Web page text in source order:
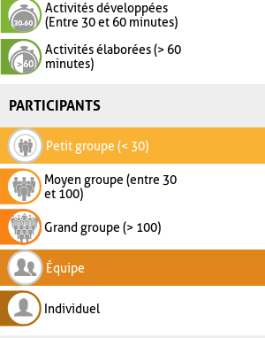
Activités développées
(Entre 30 et 60 minutes)
Activités élaborées (> 60
minutes)
PARTICIPANTS
Petit groupe (< 30)
Moyen groupe (entre 30
et 100)
Grand groupe (> 100)
Équipe
Individuel